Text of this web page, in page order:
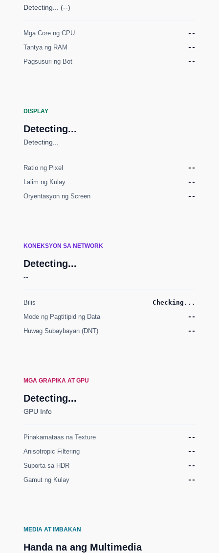
Detecting... (--)
Mga Core ng CPU
--
Tantya ng RAM
--
Pagsusuri ng Bot
--
DISPLAY
Detecting...
Detecting...
Ratio ng Pixel
--
Lalim ng Kulay
--
Oryentasyon ng Screen
--
KONEKSYON SA NETWORK
Detecting...
--
Bilis
Checking...
Mode ng Pagtitipid ng Data
--
Huwag Subaybayan (DNT)
--
MGA GRAPIKA AT GPU
Detecting...
GPU Info
Pinakamataas na Texture
--
Anisotropic Filtering
--
Suporta sa HDR
--
Gamut ng Kulay
--
MEDIA AT IMBAKAN
Handa na ang Multimedia